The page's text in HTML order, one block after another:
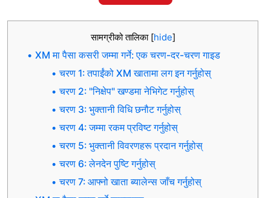
सामग्रीको तालिका [hide]
XM मा पैसा कसरी जम्मा गर्ने: एक चरण-दर-चरण गाइड
चरण 1: तपाईंको XM खातामा लग इन गर्नुहोस्
चरण 2: "निक्षेप" खण्डमा नेभिगेट गर्नुहोस्
चरण 3: भुक्तानी विधि छनौट गर्नुहोस्
चरण 4: जम्मा रकम प्रविष्ट गर्नुहोस्
चरण 5: भुक्तानी विवरणहरू प्रदान गर्नुहोस्
चरण 6: लेनदेन पुष्टि गर्नुहोस्
चरण 7: आफ्नो खाता ब्यालेन्स जाँच गर्नुहोस्